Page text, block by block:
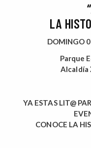
LA
DOMINGO
Parque
Alcaldía
YA ESTAS LIT@
CONOCE LA